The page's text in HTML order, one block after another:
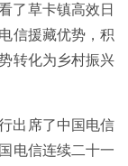
了草卡镇高效日
信援藏优势，积
转化为乡村振兴
出席了中国电信
电信连续二十一